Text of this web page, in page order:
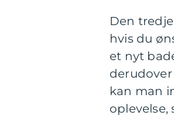
Den
hvis du
et nyt
kan man
oplevelse,